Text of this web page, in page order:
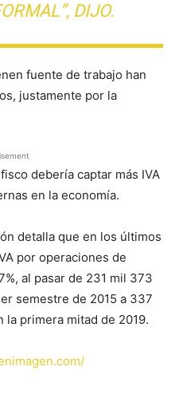
DIJO.
fuente de trabajo han
justamente por la
debería captar más IVA
en la economía.
detalla que en los últimos
por operaciones de
al pasar de 231 mil 373
semestre de 2015 a 337
primera mitad de 2019.